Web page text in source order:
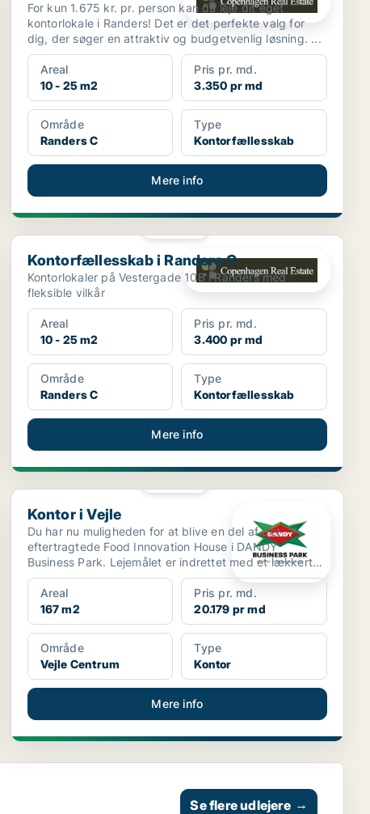
For kun 1.675 kr. pr. person kan du leje dit eget
kontorlokale i Randers! Det er det perfekte valg for
dig, der søger en attraktiv og budgetvenlig løsning. ...
Areal
10 - 25 m2
Pris pr. md.
3.350 pr md
Område
Randers C
Type
Kontorfællesskab
Mere info
Kontorfællesskab i Randers C
Kontorfællesskab i Randers C
Kontorlokaler på Vestergade 10B i Randers med
fleksible vilkår
Areal
10 - 25 m2
Pris pr. md.
3.400 pr md
Område
Randers C
Type
Kontorfællesskab
Mere info
Kontor i Vejle
Kontor i Vejle
Du har nu muligheden for at blive en del af det
eftertragtede Food Innovation House i DANDY
Business Park. Lejemålet er indrettet med et lækkert
køkken, et...
Areal
167 m2
Pris pr. md.
20.179 pr md
Område
Vejle Centrum
Type
Kontor
Mere info
Se flere udlejere →